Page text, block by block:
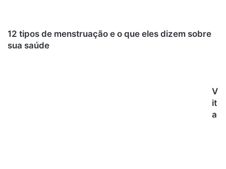
12 tipos de menstruação e o que eles dizem sobre
sua saúde
V
it
a